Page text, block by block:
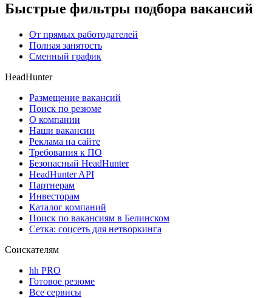
Быстрые фильтры подбора вакансий
От прямых работодателей
Полная занятость
Сменный график
HeadHunter
Размещение вакансий
Поиск по резюме
О компании
Наши вакансии
Реклама на сайте
Требования к ПО
Безопасный HeadHunter
HeadHunter API
Партнерам
Инвесторам
Каталог компаний
Поиск по вакансиям в Белинском
Сетка: соцсеть для нетворкинга
Соискателям
hh PRO
Готовое резюме
Все сервисы